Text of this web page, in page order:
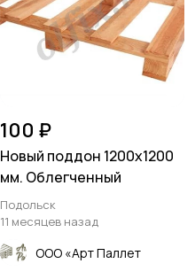
100 ₽
Новый поддон 1200х1200
мм. Облегченный
Подольск
11 месяцев назад
ООО «Арт Паллет